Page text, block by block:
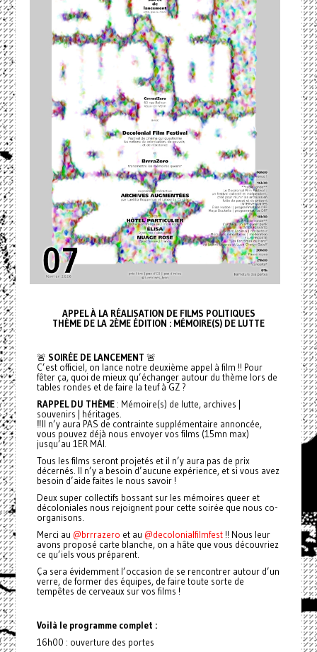
APPEL À LA RÉALISATION DE FILMS POLITIQUES
THÈME DE LA 2ÈME ÉDITION : MÉMOIRE(S) DE LUTTE
🚨 SOIRÉE DE LANCEMENT 🚨
C’est officiel, on lance notre deuxième appel à film !! Pour
fêter ça, quoi de mieux qu’échanger autour du thème lors de
tables rondes et de faire la teuf à GZ ?
RAPPEL DU THÈME: Mémoire(s) de lutte, archives |
souvenirs | héritages.
‼️Il n’y aura PAS de contrainte supplémentaire annoncée,
vous pouvez déjà nous envoyer vos films (15mn max)
jusqu’au 1ER MAI.
Tous les films seront projetés et il n’y aura pas de prix
décernés. Il n’y a besoin d’aucune expérience, et si vous avez
besoin d’aide faites le nous savoir !
Deux super collectifs bossant sur les mémoires queer et
décoloniales nous rejoignent pour cette soirée que nous co-
organisons.
Merci au @brrrazero et au @decolonialfilmfest!! Nous leur
avons proposé carte blanche, on a hâte que vous découvriez
ce qu’iels vous préparent.
Ça sera évidemment l’occasion de se rencontrer autour d’un
verre, de former des équipes, de faire toute sorte de
tempêtes de cerveaux sur vos films !
Voilà le programme complet :
16h00 : ouverture des portes